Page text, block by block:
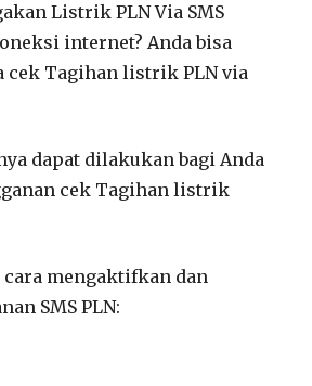
internet? Anda bisa
cek Tagihan listrik PLN via
dapat dilakukan bagi Anda
cek Tagihan listrik
mengaktifkan dan
SMS PLN: